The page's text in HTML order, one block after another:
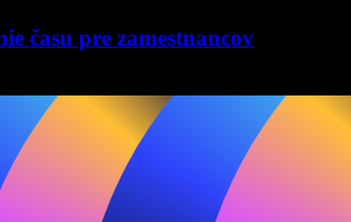
času pre zamestnancov